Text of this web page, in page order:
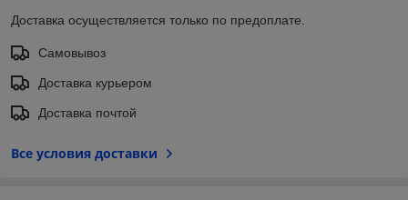
Доставка осуществляется только по предоплате.
Самовывоз
Доставка курьером
Доставка почтой
Все условия доставки